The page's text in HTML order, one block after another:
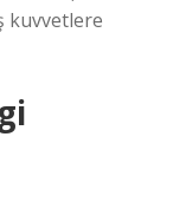
kuvvetlere